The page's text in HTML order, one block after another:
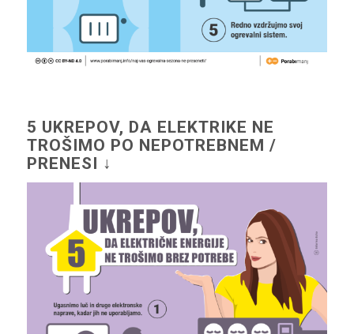
5 UKREPOV, DA ELEKTRIKE NE
TROŠIMO PO NEPOTREBNEM /
PRENESI ↓